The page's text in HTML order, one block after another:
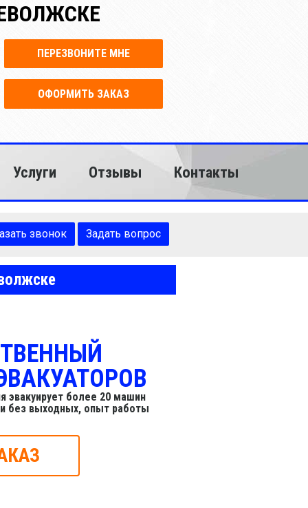
ПЕРЕЗВОНИТЕ МНЕ
ОФОРМИТЬ ЗАКАЗ
Услуги Отзывы Контакты
звонок Задать вопрос
эвакуирует более 20 машин
без выходных, опыт работы